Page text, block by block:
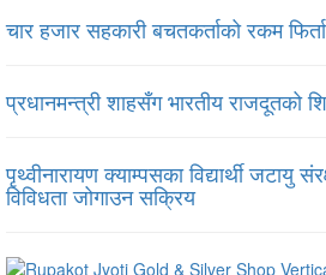
चार हजार सहकारी बचतकर्ताको रकम फिर्ता
प्रधानमन्त्री शाहसँग भारतीय राजदूतको
पृथ्वीनारायण क्याम्पसका विद्यार्थी जटायु
विविधता जोगाउन सक्रिय